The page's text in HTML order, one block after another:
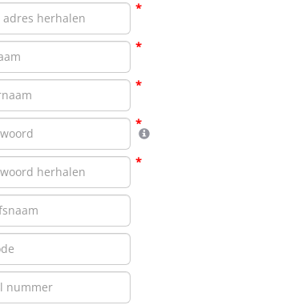
*
*
*
*
*